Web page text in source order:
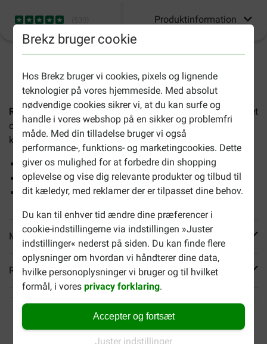
Brekz bruger cookie
Hos Brekz bruger vi cookies, pixels og lignende
teknologier på vores hjemmeside. Med absolut
nødvendige cookies sikrer vi, at du kan surfe og
handle i vores webshop på en sikker og problemfri
måde. Med din tilladelse bruger vi også
performance-, funktions- og marketingcookies. Dette
giver os mulighed for at forbedre din shopping
oplevelse og vise dig relevante produkter og tilbud til
dit kæledyr, med reklamer der er tilpasset dine behov.
Du kan til enhver tid ændre dine præferencer i
cookie-indstillingerne via indstillingen »Juster
indstillinger« nederst på siden. Du kan finde flere
oplysninger om hvordan vi håndterer dine data,
hvilke personoplysninger vi bruger og til hvilket
formål, i voresprivacy forklaring.
Accepter og fortsæt
Juster indstillinger
Produktinformation
Royal Canin Regular Sterilised 37 kattefoderer en komplet
og afbalanceret diæt til steriliserede / kastrerede voksne
katte fra 1 år.
Har et justeret energiindhold og mindre fedt
Bidrager til en sund urinvej
Fremmer muskelmasse af høj kvalitet
Mere info
Reviews